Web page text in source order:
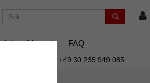
Magasin FAQ
+49 30 235 949 085